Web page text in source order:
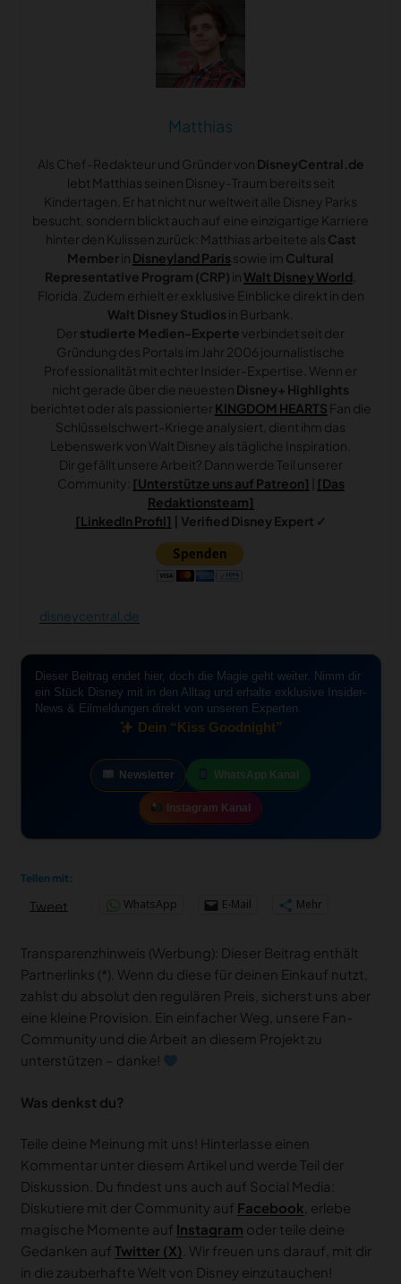
Matthias
Als Chef-Redakteur und Gründer von DisneyCentral.de
lebt Matthias seinen Disney-Traum bereits seit
Kindertagen. Er hat nicht nur weltweit alle Disney Parks
besucht, sondern blickt auch auf eine einzigartige Karriere
hinter den Kulissen zurück: Matthias arbeitete als Cast
Memberin Disneyland Paris sowie im Cultural
Representative Program (CRP) in Walt Disney World
Florida. Zudem erhielt er exklusive Einblicke direkt in den
Walt Disney Studios in Burbank.
Der studierte Medien-Experte verbindet seit der
Gründung des Portals im Jahr 2006 journalistische
Professionalität mit echter Insider-Expertise. Wenn er
nicht gerade über die neuesten Disney+ Highlights
berichtet oder als passionierter KINGDOM HEARTS Fan die
Schlüsselschwert-Kriege analysiert, dient ihm das
Lebenswerk von Walt Disney als tägliche Inspiration.
Dir gefällt unsere Arbeit? Dann werde Teil unserer
Community: [Unterstütze uns auf Patreon]
[Das
Redaktionsteam]
[LinkedIn Profil] | Verified Disney Expert ✓
disneycentral.de
Dieser Beitrag endet hier, doch die Magie geht weiter. Nimm dir
ein Stück Disney mit in den Alltag und erhalte exklusive Insider-
News & Eilmeldungen direkt von unseren Experten.
Dein “Kiss Goodnight”
Newsletter WhatsApp Kanal
Instagram Kanal
Teilen mit:
Tweet WhatsApp E-Mail Mehr
Transparenzhinweis (Werbung): Dieser Beitrag enthält
Partnerlinks (*). Wenn du diese für deinen Einkauf nutzt,
zahlst du absolut den regulären Preis, sicherst uns aber
eine kleine Provision. Ein einfacher Weg, unsere Fan-
Community und die Arbeit an diesem Projekt zu
unterstützen – danke!
Was denkst du?
Teile deine Meinung mit uns! Hinterlasse einen
Kommentar unter diesem Artikel und werde Teil der
Diskussion. Du findest uns auch auf Social Media:
Diskutiere mit der Community auf Facebook , erlebe
magische Momente auf Instagram oder teile deine
Gedanken auf Twitter (X) . Wir freuen uns darauf, mit dir
in die zauberhafte Welt von Disney einzutauchen!